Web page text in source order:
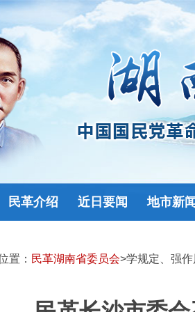
民革介绍 近日要闻 地市新
置： 民革湖南省委员会>学规定、强